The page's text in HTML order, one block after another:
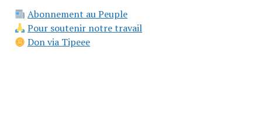
Abonnement au Peuple
Pour soutenir notre travail
Don via Tipeee